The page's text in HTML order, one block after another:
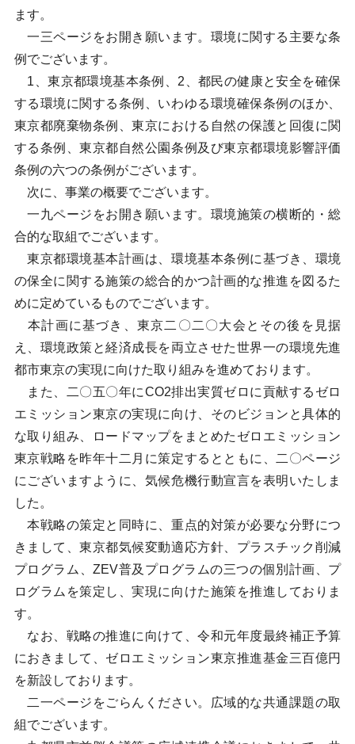
ます。
一三ページをお開き願います。環境に関する主要な条
例でございます。
1、東京都環境基本条例、2、都民の健康と安全を確保
する環境に関する条例、いわゆる環境確保条例のほか、
東京都廃棄物条例、東京における自然の保護と回復に関
する条例、東京都自然公園条例及び東京都環境影響評価
条例の六つの条例がございます。
次に、事業の概要でございます。
一九ページをお開き願います。環境施策の横断的・総
合的な取組でございます。
東京都環境基本計画は、環境基本条例に基づき、環境
の保全に関する施策の総合的かつ計画的な推進を図るた
めに定めているものでございます。
本計画に基づき、東京二〇二〇大会とその後を見据
え、環境政策と経済成長を両立させた世界一の環境先進
都市東京の実現に向けた取り組みを進めております。
また、二〇五〇年にCO2排出実質ゼロに貢献するゼロ
エミッション東京の実現に向け、そのビジョンと具体的
な取り組み、ロードマップをまとめたゼロエミッション
東京戦略を昨年十二月に策定するとともに、二〇ページ
にございますように、気候危機行動宣言を表明いたしま
した。
本戦略の策定と同時に、重点的対策が必要な分野につ
きまして、東京都気候変動適応方針、プラスチック削減
プログラム、ZEV普及プログラムの三つの個別計画、プ
ログラムを策定し、実現に向けた施策を推進しておりま
す。
なお、戦略の推進に向けて、令和元年度最終補正予算
におきまして、ゼロエミッション東京推進基金三百億円
を新設しております。
二一ページをごらんください。広域的な共通課題の取
組でございます。